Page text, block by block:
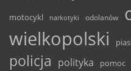
motocykl narkotyki odolanów
wielkopolski
policja polityka pomoc